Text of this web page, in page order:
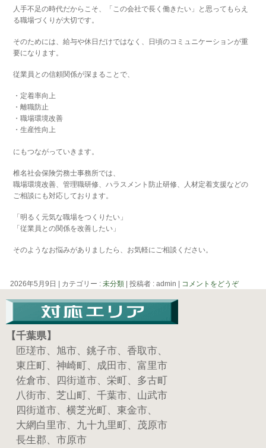
人手不足の時代だからこそ、「この会社で長く働きたい」と思ってもらえ
る職場づくりが大切です。
そのためには、給与や休日だけではなく、日頃のコミュニケーションが重
要になります。
従業員との信頼関係が深まることで、
・定着率向上
・離職防止
・職場環境改善
・生産性向上
にもつながっていきます。
椎名社会保険労務士事務所では、
職場環境改善、管理職研修、ハラスメント防止研修、人材定着支援などの
ご相談にも対応しております。
「明るく元気な職場をつくりたい」
「従業員との関係を改善したい」
そのようなお悩みがありましたら、お気軽にご相談ください。
2026年5月9日 カテゴリー :未分類 |投稿者 : admin コメントをどうぞ
【千葉県】
匝瑳市、旭市、銚子市、香取市、
東庄町、神崎町、成田市、富里市
佐倉市、四街道市、栄町、多古町
八街市、芝山町、千葉市、山武市
四街道市、横芝光町、東金市、
大網白里市、九十九里町、茂原市
長生郡、市原市